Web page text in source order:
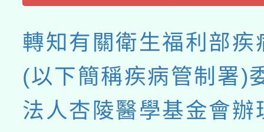
轉知有關衛生福利部疾
(以下簡稱疾病管制署)
法人杏陵醫學基金會辦